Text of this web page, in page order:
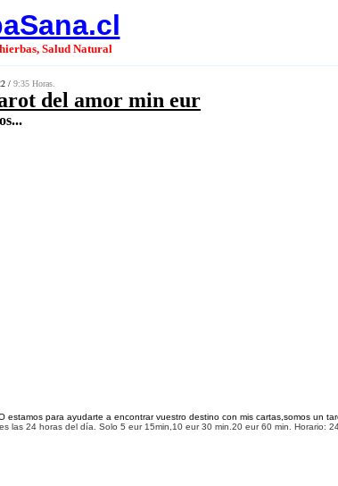
Salud Natural
/ 9:35 Horas.
del amor min eur
estamos para ayudarte a encontrar vuestro destino con mis cartas,somos un
las 24 horas del día. Solo 5 eur 15min,10 eur 30 min. 20 eur 60 min. Horario: